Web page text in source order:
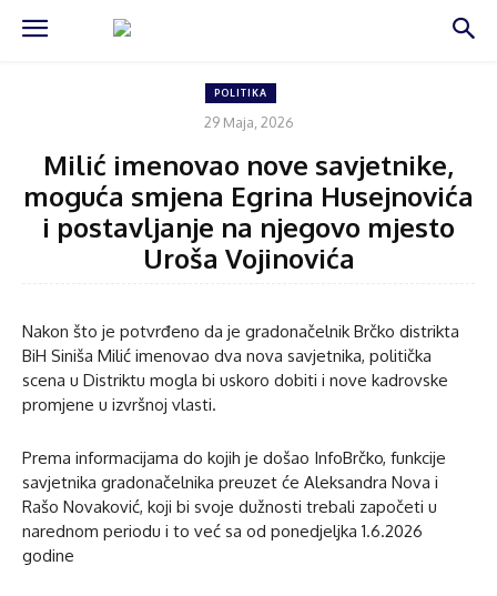
POLITIKA
29 Maja, 2026
Milić imenovao nove savjetnike,
moguća smjena Egrina Husejnovića
i postavljanje na njegovo mjesto
Uroša Vojinovića
Nakon što je potvrđeno da je gradonačelnik Brčko distrikta
BiH Siniša Milić imenovao dva nova savjetnika, politička
scena u Distriktu mogla bi uskoro dobiti i nove kadrovske
promjene u izvršnoj vlasti.
Prema informacijama do kojih je došao InfoBrčko, funkcije
savjetnika gradonačelnika preuzet će Aleksandra Nova i
Rašo Novaković, koji bi svoje dužnosti trebali započeti u
narednom periodu i to već sa od ponedjeljka 1.6.2026
godine